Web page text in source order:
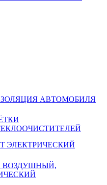
АВТОМОБИЛЯ
ЭЛЕКТРИЧЕСКИЙ
ВОЗДУШНЫЙ,